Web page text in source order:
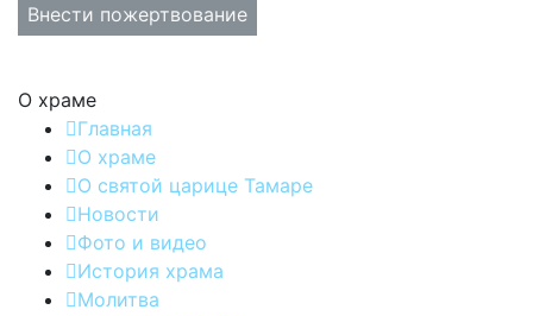
Внести пожертвование
О храме
Главная
О храме
О святой царице Тамаре
Новости
Фото и видео
История храма
Молитва